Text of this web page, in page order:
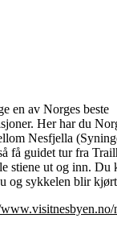
en av Norges beste
Her har du
Nesfjella
få guidet tur fra
stiene ut og inn. Du
og sykkelen blir